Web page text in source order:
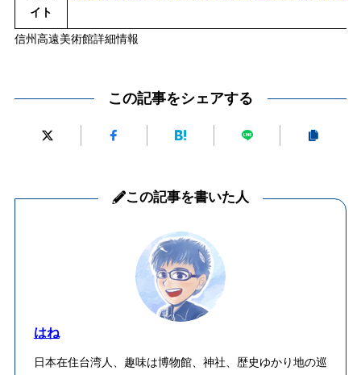
イト
信州高遠美術館詳細情報
この記事をシェアする
この記事を書いた人
はね
日本在住台湾人、趣味は博物館、神社、歴史ゆかり地の巡